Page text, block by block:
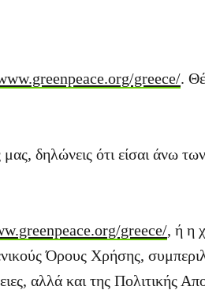
greece/.
δηλώνεις ότι είσαι άνω
greece/, ή η
Όρους Χρήσης,
αλλά και της Πολιτικής